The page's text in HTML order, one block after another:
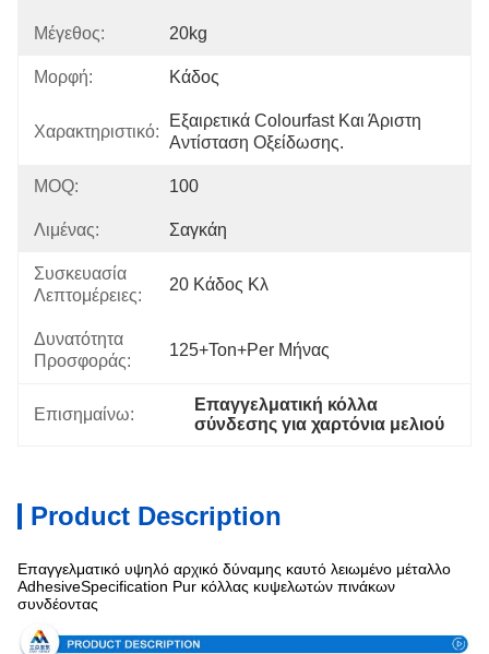
Μέγεθος: 20kg
Μορφή: Κάδος
Χαρακτηριστικό:
Εξαιρετικά Colourfast Και Άριστη
Αντίσταση Οξείδωσης.
MOQ: 100
Λιμένας: Σαγκάη
Συσκευασία
Λεπτομέρειες:
20 Κάδος Κλ
Δυνατότητα
Προσφοράς:
125+Ton+per Μήνας
Επισημαίνω:
Επαγγελματική κόλλα
σύνδεσης για χαρτόνια μελιού
Product Description
Επαγγελματικό υψηλό αρχικό δύναμης καυτό λειωμένο μέταλλο
AdhesiveSpecification Pur κόλλας κυψελωτών πινάκων
συνδέοντας